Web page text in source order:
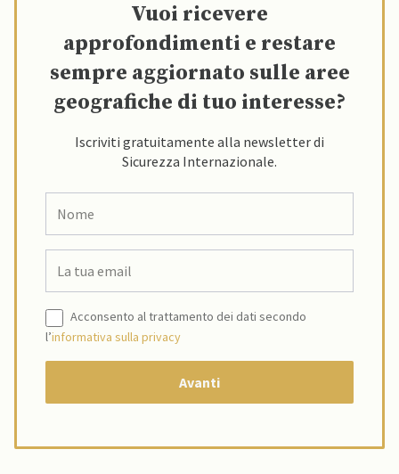
Vuoi ricevere
approfondimenti e restare
sempre aggiornato sulle aree
geografiche di tuo interesse?
Iscriviti gratuitamente alla newsletter di
Sicurezza Internazionale.
Acconsento al trattamento dei dati secondo
l’informativa sulla privacy